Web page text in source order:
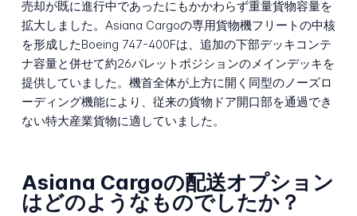
売却が既に進行中であったにもかかわらず重量貨物容量を
拡大しました。Asiana Cargoの専用貨物機フリートの中核
を形成したBoeing 747-400Fは、追加の下部デッキコンテ
ナ容量と併せて約26パレットポジションのメインデッキを
提供していました。機首全体が上方に開く同型のノーズロ
ーディング機能により、従来の貨物ドア開口部を通過でき
ない特大産業貨物に適していました。
Asiana Cargoの配送オプション
はどのようなものでしたか？